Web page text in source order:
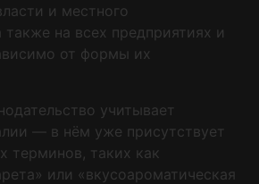
и местного
также на всех предприятиях и
от формы их
учитывает
— в нём уже присутствует
терминов, таких как
или «вкусоароматическая